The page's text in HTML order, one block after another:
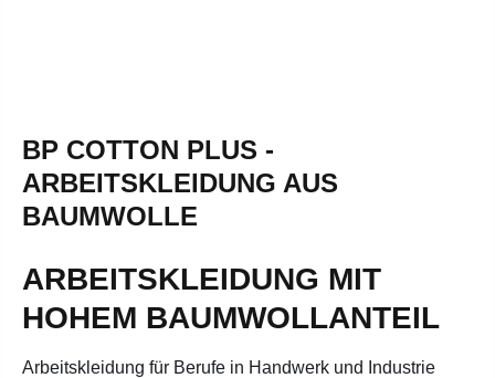
BP COTTON PLUS -
ARBEITSKLEIDUNG AUS
BAUMWOLLE
ARBEITSKLEIDUNG MIT
HOHEM BAUMWOLLANTEIL
Arbeitskleidung für Berufe in Handwerk und Industrie